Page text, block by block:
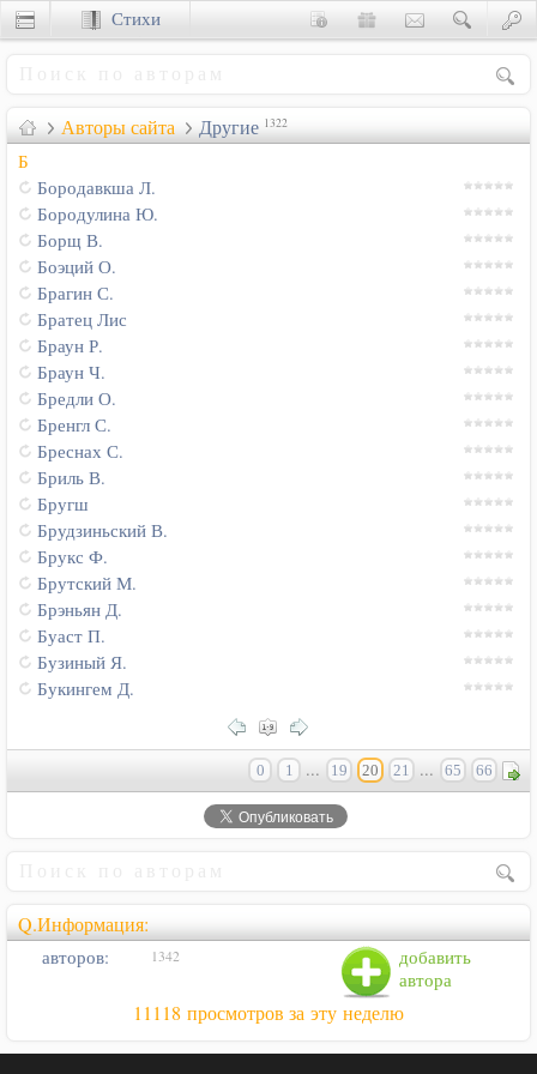
Авторы сайта Другие 1322
Б
Бородавкша Л.
Бородулина Ю.
Борщ В.
Боэций О.
Брагин С.
Братец Лис
Браун Р.
Браун Ч.
Бредли О.
Бренгл С.
Бреснах С.
Бриль В.
Бругш
Брудзиньский В.
Брукс Ф.
Брутский М.
Брэньян Д.
Буаст П.
Бузиный Я.
Букингем Д.
0 1 ... 19 20 21 ... 65 66
Q.Информация:
добавить
автора
авторов: 1342
11118 просмотров за эту неделю
Стихи